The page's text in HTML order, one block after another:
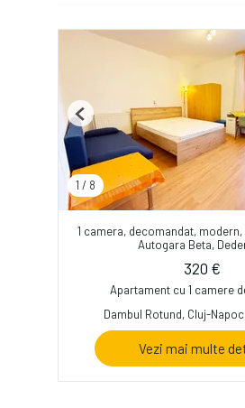
1 / 8
Previous
1 camera, decomandat,
Autogara Beta,
320 €
Apartament cu 1 camere
Dambul Rotund, Cluj-
Vezi mai multe